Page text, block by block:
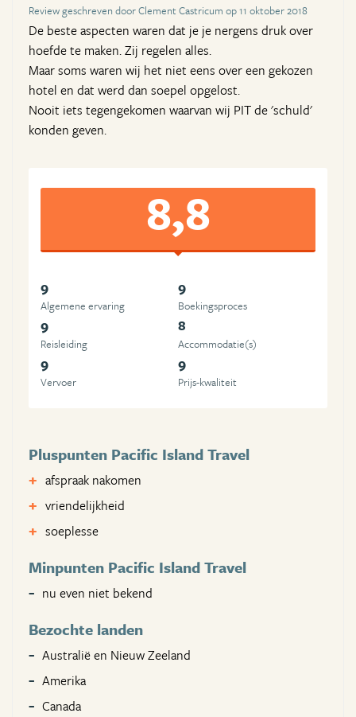
Review geschreven door Clement Castricum op 11 oktober 2018
De beste aspecten waren dat je je nergens druk over
hoefde te maken. Zij regelen alles.
Maar soms waren wij het niet eens over een gekozen
hotel en dat werd dan soepel opgelost.
Nooit iets tegengekomen waarvan wij PIT de 'schuld'
konden geven.
8,8
9
Algemene ervaring
9
Boekingsproces
9
Reisleiding
8
Accommodatie(s)
9
Vervoer
9
Prijs-kwaliteit
Pluspunten Pacific Island Travel
afspraak nakomen
vriendelijkheid
soeplesse
Minpunten Pacific Island Travel
nu even niet bekend
Bezochte landen
Australië en Nieuw Zeeland
Amerika
Canada